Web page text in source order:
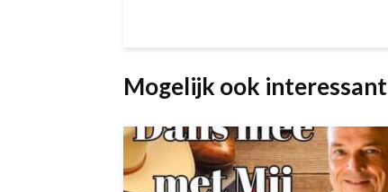
Mogelijk ook interessant